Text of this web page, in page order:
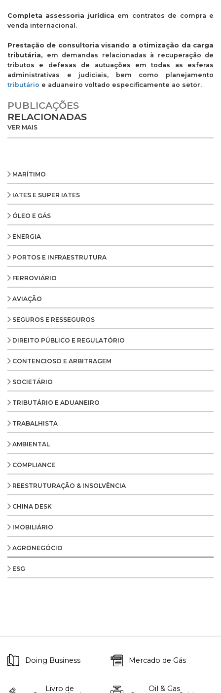
Completa assessoria jurídica em contratos de compra e
venda internacional.
Prestação de consultoria visando a otimização da carga
tributária, em demandas relacionadas à recuperação de
tributos e defesas de autuações em todas as esferas
administrativas e judiciais, bem como planejamento
tributário e aduaneiro voltado especificamente ao setor.
PUBLICAÇÕES
RELACIONADAS
VER MAIS
MARÍTIMO
IATES E SUPER IATES
ÓLEO E GÁS
ENERGIA
PORTOS E INFRAESTRUTURA
FERROVIÁRIO
AVIAÇÃO
SEGUROS E RESSEGUROS
DIREITO PÚBLICO E REGULATÓRIO
CONTENCIOSO E ARBITRAGEM
SOCIETÁRIO
TRIBUTÁRIO E ADUANEIRO
TRABALHISTA
AMBIENTAL
COMPLIANCE
REESTRUTURAÇÃO & INSOLVÊNCIA
CHINA DESK
IMOBILIÁRIO
AGRONEGÓCIO
ESG
Doing Business Mercado de Gás
Livro de Oil & Gas